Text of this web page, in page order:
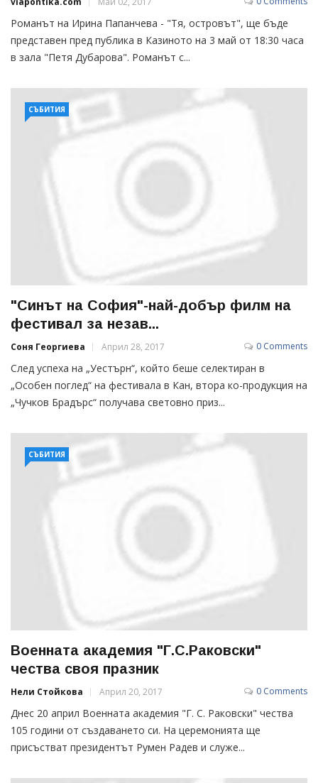
Романът на Ирина Папанчева - "Тя, островът", ще бъде
представен пред публика в Казиното на 3 май от 18:30 часа
в зала "Петя Дубарова". Романът с...
СЪБИТИЯ
"Синът на София"-най-добър филм на
фестивал за незав...
Соня Георгиева Април 28, 2017 0 Comments
След успеха на „Уестърн“, който беше селектиран в
„Особен поглед“ на фестивала в Кан, втора ко-продукция на
„Чучков Брадърс“ получава световно приз...
СЪБИТИЯ
Военната академия "Г.С.Раковски"
чества своя празник
Нели Стойкова Април 20, 2017 0 Comments
Днес 20 април Военната академия "Г. С. Раковски" чества
105 години от създаването си. На церемонията ще
присъстват президентът Румен Радев и служе...